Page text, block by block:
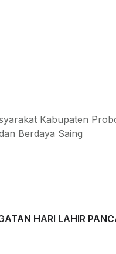
Kabupaten
Berdaya Saing
HARI LAHIR